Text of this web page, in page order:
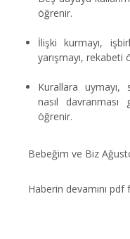
öğrenir.
İlişki kurmayı,
yarışmayı, rekabeti
Kurallara uymayı,
nasıl davranması
öğrenir.
Bebeğim ve Biz
Haberin devamını